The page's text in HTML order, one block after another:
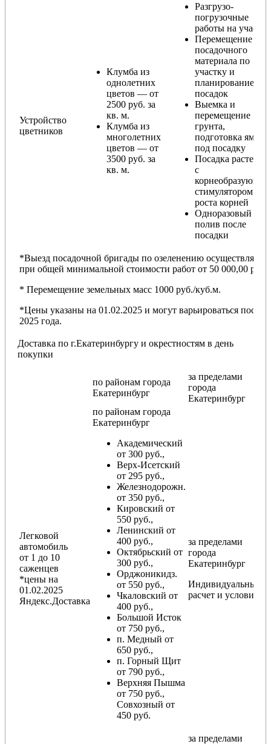
Устройство
цветников
Клумба из
однолетних
цветов — от
2500 руб. за
кв. м.
Клумба из
многолетних
цветов — от
3500 руб. за
кв. м.
Разгрузо-
погрузочные
работы на участке
Перемещение
посадочного
материала по
участку и
планирование
посадок
Выемка и
перемещение
грунта,
подготовка ямы
под посадку
Посадка растений
с
корнеобразующим
стимулятором
роста корней
Одноразовый
полив после
посадки
*Выезд посадочной бригады по озеленению осуществляется
при общей минимальной стоимости работ от 50 000,00 руб.
* Перемещение земельных масс 1000 руб./куб.м.
*Цены указаны на 01.02.2025 и могут варьироваться после
2025 года.
Доставка по г.Екатеринбургу и окрестностям в день
покупки
по районам города
Екатеринбург
за пределами
города
Екатеринбург
Легковой
автомобиль
от 1 до 10
саженцев
*цены на
01.02.2025
Яндекс.Доставка
по районам города
Екатеринбург
Академический
от 300 руб.,
Верх-Исетский
от 295 руб.,
Железнодорожн.
от 350 руб.,
Кировский от
550 руб.,
Ленинский от
400 руб.,
Октябрьский от
300 руб.,
Орджоникидз.
от 550 руб.,
Чкаловский от
400 руб.,
Большой Исток
от 750 руб.,
п. Медный от
650 руб.,
п. Горный Щит
от 790 руб.,
Верхняя Пышма
от 750 руб.,
Совхозный от
450 руб.
за пределами
города
Екатеринбург
Индивидуальный
расчет и условия
за пределами